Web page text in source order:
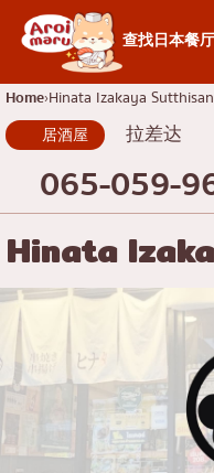
查找日本餐厅
日本料理
查找餐厅
按食物类型搜索
寿司
拉面
居酒屋
日式烤肉/烤肉
猪排盖饭/炸猪排
按地区搜索
查伦克伦
吞武里
暹
知识专栏
特别文章
Home Hinata Izakaya Sutthisan
居酒屋 拉差达
065-059-
Hinata